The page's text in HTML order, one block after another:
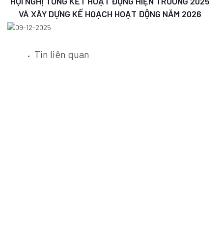
VÀ XÂY DỰNG KẾ HOẠCH HOẠT ĐỘNG NĂM 2026
09-12-2025
Tin liên quan